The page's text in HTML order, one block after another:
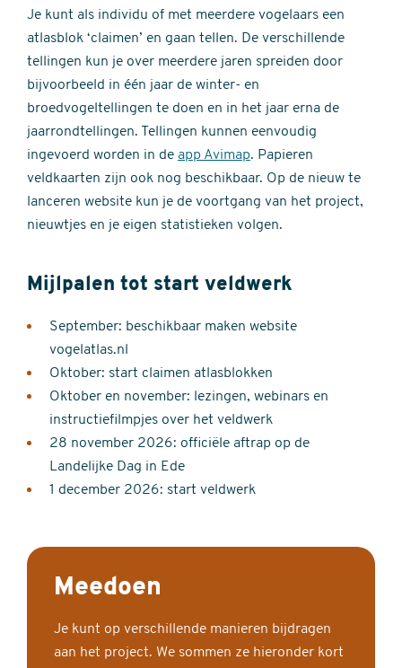
Je kunt als individu of met meerdere vogelaars een
atlasblok ‘claimen’ en gaan tellen. De verschillende
tellingen kun je over meerdere jaren spreiden door
bijvoorbeeld in één jaar de winter- en
broedvogeltellingen te doen en in het jaar erna de
jaarrondtellingen. Tellingen kunnen eenvoudig
ingevoerd worden in de app Avimap. Papieren
veldkaarten zijn ook nog beschikbaar. Op de nieuw te
lanceren website kun je de voortgang van het project,
nieuwtjes en je eigen statistieken volgen.
Mijlpalen tot start veldwerk
September: beschikbaar maken website
vogelatlas.nl
Oktober: start claimen atlasblokken
Oktober en november: lezingen, webinars en
instructiefilmpjes over het veldwerk
28 november 2026: officiële aftrap op de
Landelijke Dag in Ede
1 december 2026: start veldwerk
Meedoen
Je kunt op verschillende manieren bijdragen
aan het project. We sommen ze hieronder kort